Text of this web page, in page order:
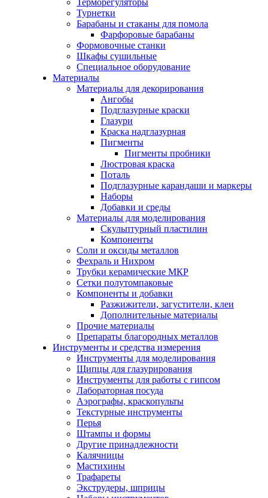
Терморегуляторы
Турнетки
Барабаны и стаканы для помола
Фарфоровые барабаны
Формовочные станки
Шкафы сушильные
Специальное оборудование
Материалы
Материалы для декорирования
Ангобы
Подглазурные краски
Глазури
Краска надглазурная
Пигменты
Пигменты пробники
Люстровая краска
Поталь
Подглазурные карандаши и маркеры
Наборы
Добавки и среды
Материалы для моделирования
Скульптурный пластилин
Компоненты
Соли и оксиды металлов
Фехраль и Нихром
Трубки керамические МКР
Сетки полутомпаковые
Компоненты и добавки
Разжижители, загустители, клеи
Дополнительные материалы
Прочие материалы
Препараты благородных металлов
Инструменты и средства измерения
Инструменты для моделирования
Щипцы для глазурирования
Инструменты для работы с гипсом
Лабораторная посуда
Аэрографы, краскопульты
Текстурные инструменты
Перья
Штампы и формы
Другие принадлежности
Калячницы
Мастихины
Трафареты
Экструдеры, шприцы